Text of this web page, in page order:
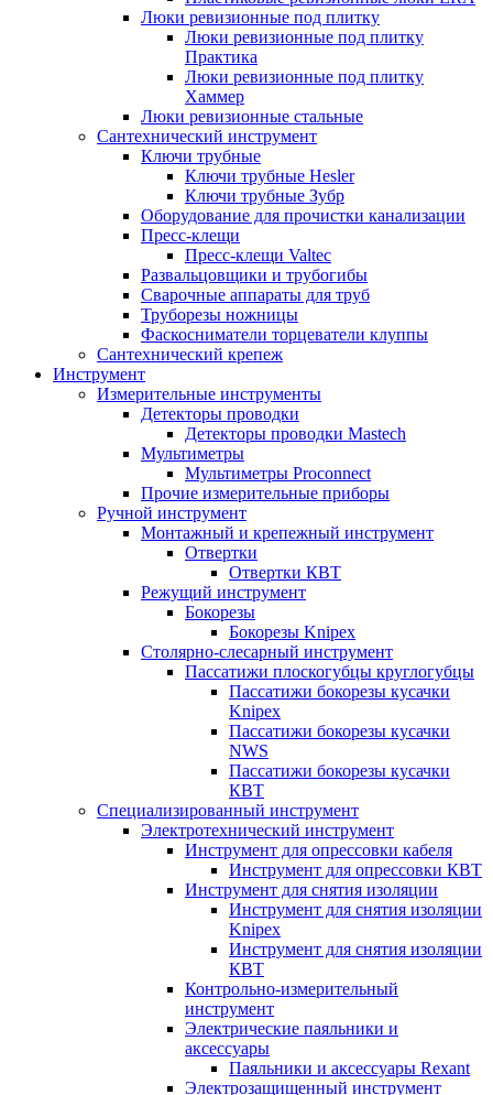
Люки ревизионные под плитку
Люки ревизионные под плитку
Практика
Люки ревизионные под плитку
Хаммер
Люки ревизионные стальные
Сантехнический инструмент
Ключи трубные
Ключи трубные Hesler
Ключи трубные Зубр
Оборудование для прочистки канализации
Пресс-клещи
Пресс-клещи Valtec
Развальцовщики и трубогибы
Сварочные аппараты для труб
Труборезы ножницы
Фаскосниматели торцеватели клуппы
Сантехнический крепеж
Инструмент
Измерительные инструменты
Детекторы проводки
Детекторы проводки Mastech
Мультиметры
Мультиметры Proconnect
Прочие измерительные приборы
Ручной инструмент
Монтажный и крепежный инструмент
Отвертки
Отвертки КВТ
Режущий инструмент
Бокорезы
Бокорезы Knipex
Столярно-слесарный инструмент
Пассатижи плоскогубцы круглогубцы
Пассатижи бокорезы кусачки
Knipex
Пассатижи бокорезы кусачки
NWS
Пассатижи бокорезы кусачки
КВТ
Специализированный инструмент
Электротехнический инструмент
Инструмент для опрессовки кабеля
Инструмент для опрессовки КВТ
Инструмент для снятия изоляции
Инструмент для снятия изоляции
Knipex
Инструмент для снятия изоляции
КВТ
Контрольно-измерительный
инструмент
Электрические паяльники и
аксессуары
Паяльники и аксессуары Rexant
Электрозащищенный инструмент